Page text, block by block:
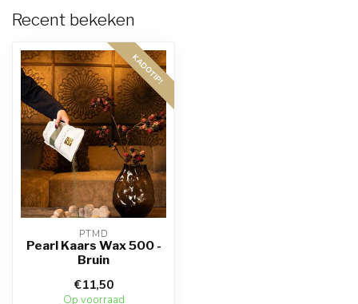
Recent bekeken
KADOTIP!
PTMD
Pearl Kaars Wax 500 -
Bruin
€11,50
Op voorraad